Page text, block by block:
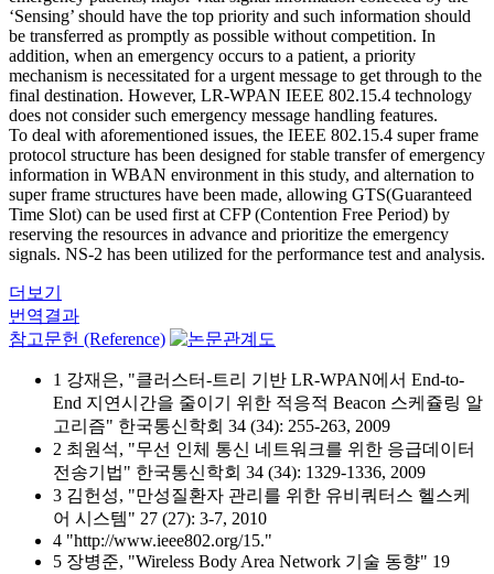
‘Sensing’ should have the top priority and such information should
be transferred as promptly as possible without competition. In
addition, when an emergency occurs to a patient, a priority
mechanism is necessitated for a urgent message to get through to the
final destination. However, LR-WPAN IEEE 802.15.4 technology
does not consider such emergency message handling features.
To deal with aforementioned issues, the IEEE 802.15.4 super frame
protocol structure has been designed for stable transfer of emergency
information in WBAN environment in this study, and alternation to
super frame structures have been made, allowing GTS(Guaranteed
Time Slot) can be used first at CFP (Contention Free Period) by
reserving the resources in advance and prioritize the emergency
signals. NS-2 has been utilized for the performance test and analysis.
더보기
번역결과
참고문헌 (Reference)
1 강재은, "클러스터-트리 기반 LR-WPAN에서 End-to-
End 지연시간을 줄이기 위한 적응적 Beacon 스케쥴링 알
고리즘" 한국통신학회 34 (34): 255-263, 2009
2 최원석, "무선 인체 통신 네트워크를 위한 응급데이터
전송기법" 한국통신학회 34 (34): 1329-1336, 2009
3 김헌성, "만성질환자 관리를 위한 유비쿼터스 헬스케
어 시스템" 27 (27): 3-7, 2010
4 "http://www.ieee802.org/15."
5 장병준, "Wireless Body Area Network 기술 동향" 19